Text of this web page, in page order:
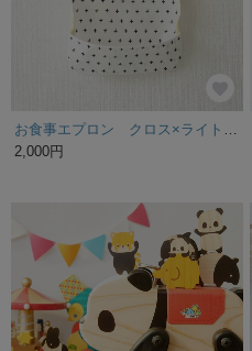
2,000円